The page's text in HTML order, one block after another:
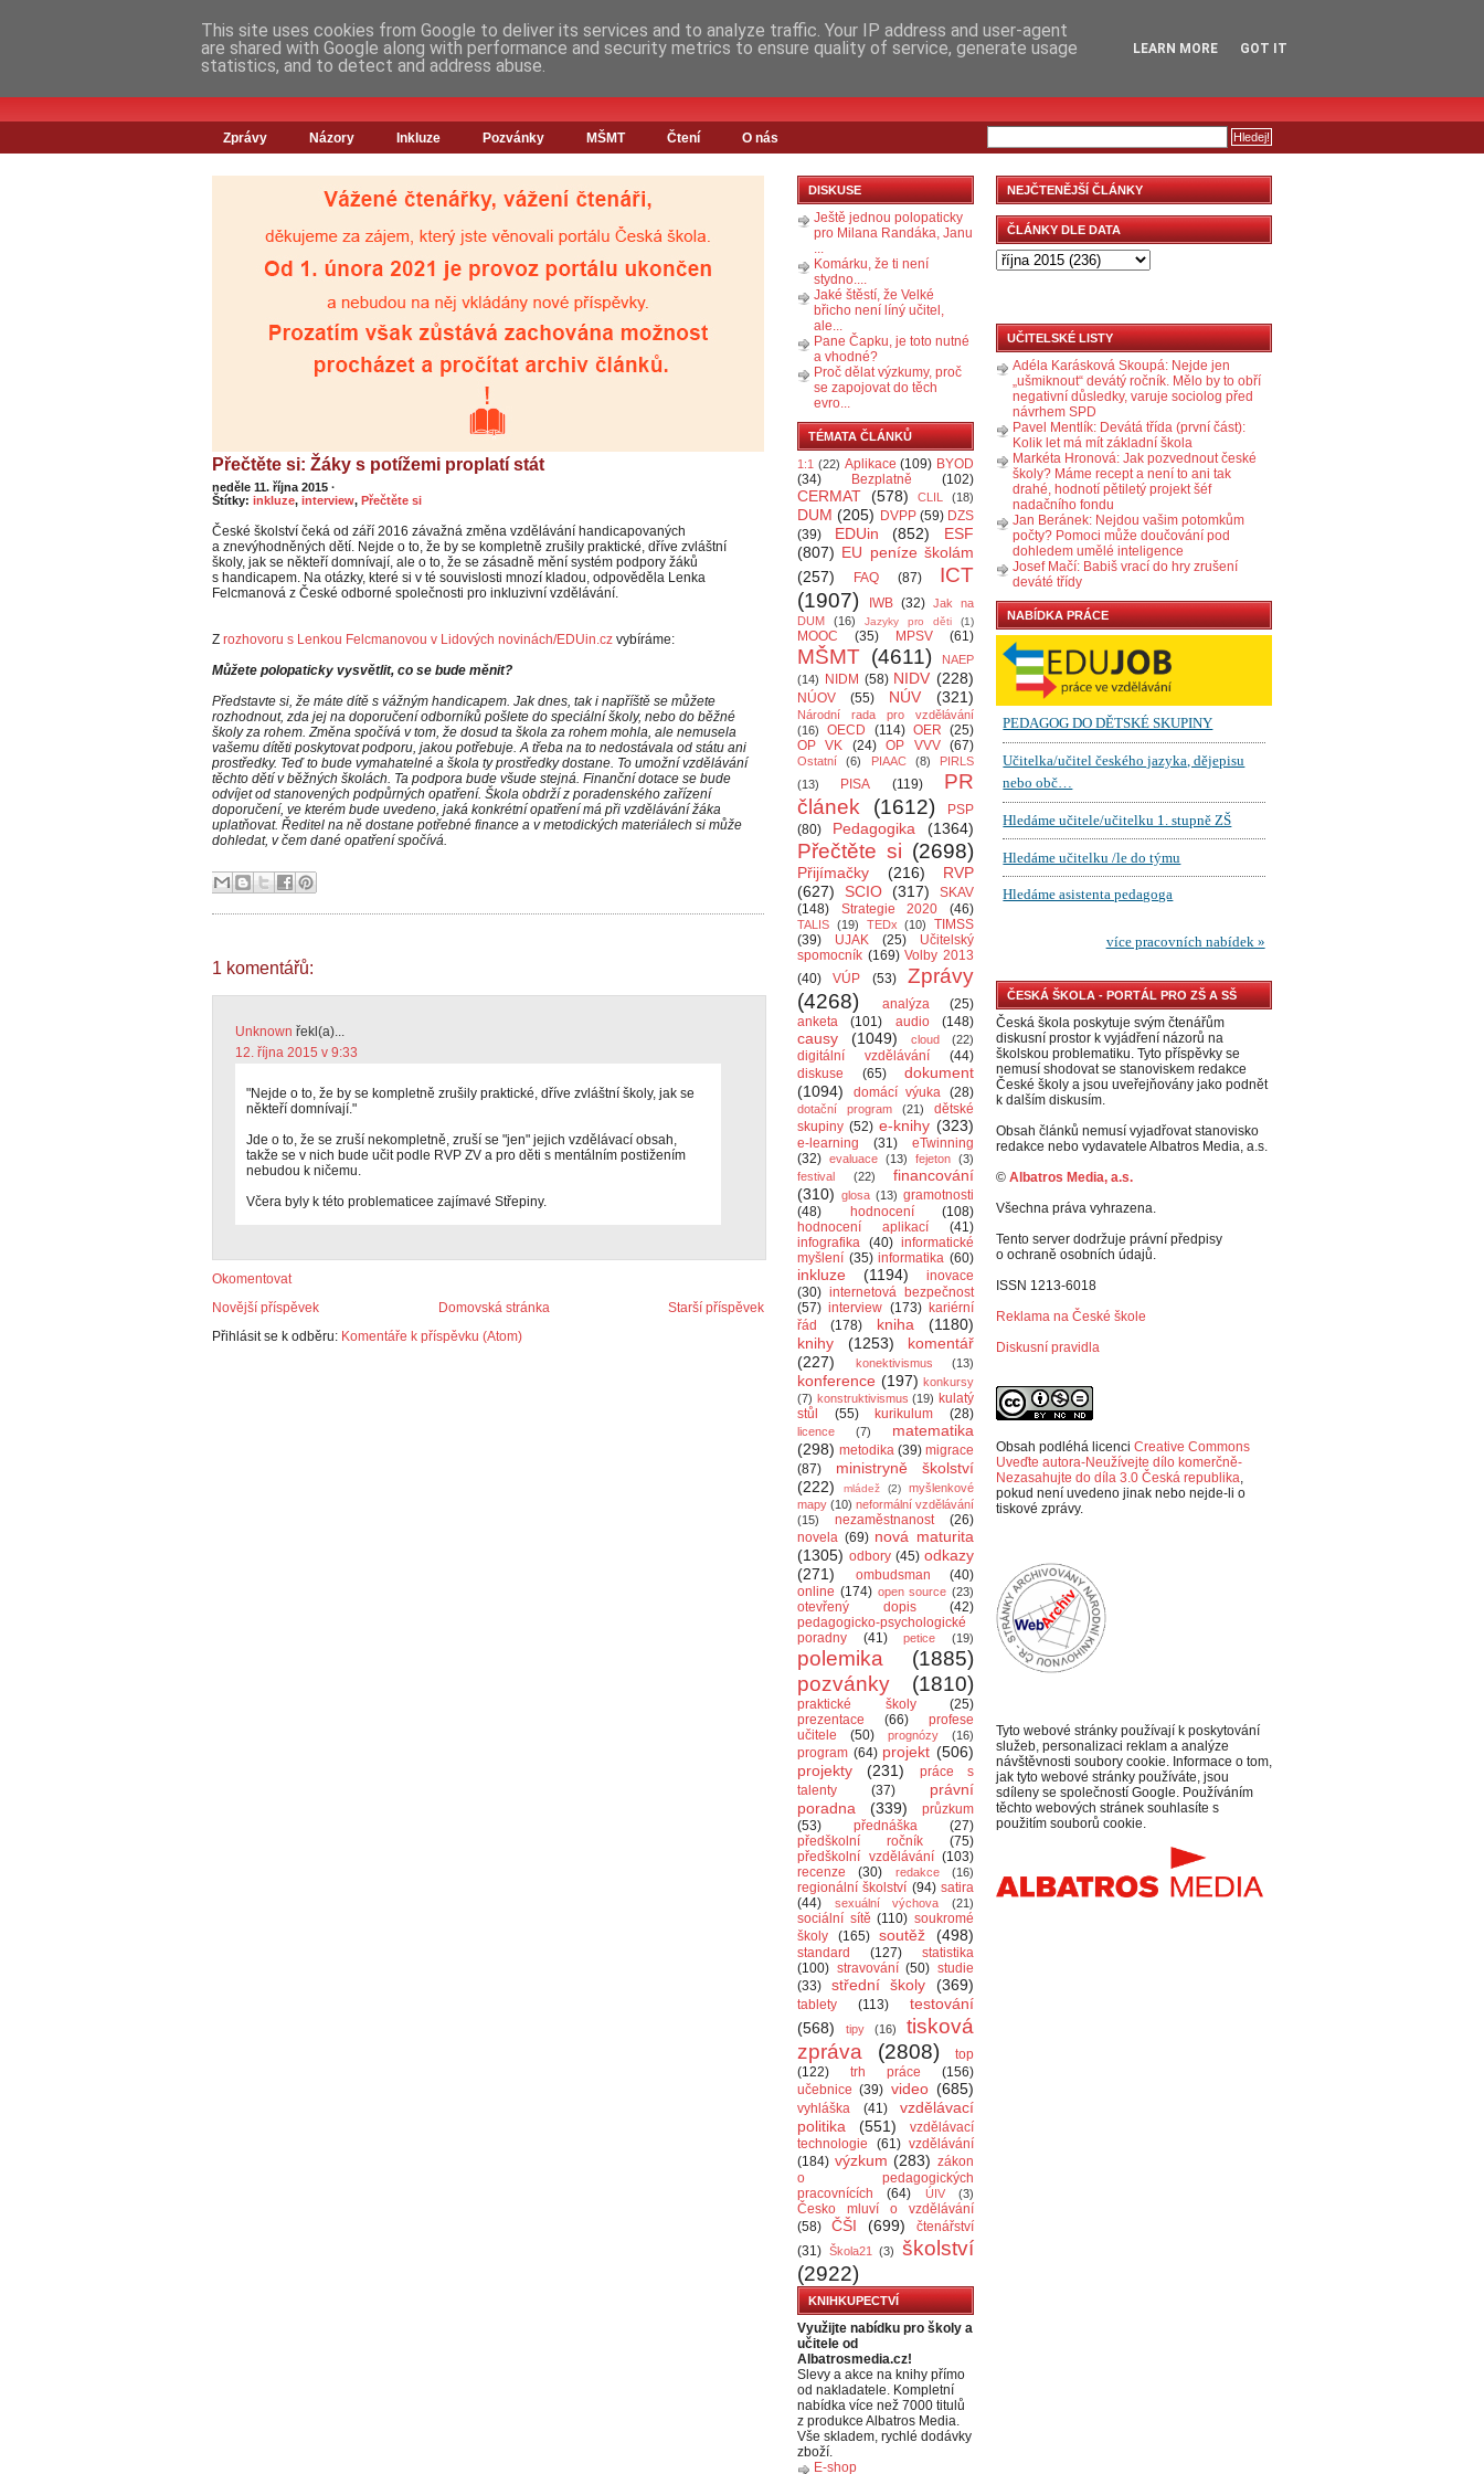
Zprávy Názory Inkluze Pozvánky MŠMT Čtení O nás
Přečtěte si: Žáky s potížemi proplatí stát
neděle 11. října 2015 ·
Štítky: inkluze, interview, Přečtěte si
České školství čeká od září 2016 závažná změna vzdělávání handicapovaných
a znevýhodněných dětí. Nejde o to, že by se kompletně zrušily praktické, dříve zvláštní
školy, jak se někteří domnívají, ale o to, že se zásadně mění systém podpory žáků
s handicapem. Na otázky, které si v té souvislosti mnozí kladou, odpověděla Lenka
Felcmanová z České odborné společnosti pro inkluzivní vzdělávání.
Z rozhovoru s Lenkou Felcmanovou v Lidových novinách/EDUin.cz vybíráme:
Můžete polopaticky vysvětlit, co se bude měnit?
Představte si, že máte dítě s vážným handicapem. Jak dnes, tak i napříště se můžete
rozhodnout, zda jej na doporučení odborníků pošlete do speciální školy, nebo do běžné
školy za rohem. Změna spočívá v tom, že dosud ta škola za rohem mohla, ale nemusela
vašemu dítěti poskytovat podporu, jakou potřebuje. A třeba na to nedostávala od státu ani
prostředky. Teď to bude vymahatelné a škola ty prostředky dostane. To umožní vzdělávání
těchto dětí v běžných školách. Ta podpora bude všude stejná. Finanční dotace se bude
odvíjet od stanovených podpůrných opatření. Škola obdrží z poradenského zařízení
doporučení, ve kterém bude uvedeno, jaká konkrétní opatření má při vzdělávání žáka
uplatňovat. Ředitel na ně dostane potřebné finance a v metodických materiálech si může
dohledat, v čem dané opatření spočívá.
1 komentářů:
Unknown řekl(a)...
12. října 2015 v 9:33
"Nejde o to, že by se kompletně zrušily praktické, dříve zvláštní školy, jak se
někteří domnívají."
Jde o to, že se zruší nekompletně, zruší se "jen" jejich vzdělávací obsah,
takže se v nich bude učit podle RVP ZV a pro děti s mentálním postižením
nebudou k ničemu.
Včera byly k této problematicee zajímavé Střepiny.
Okomentovat
Novější příspěvek
Starší příspěvek
Domovská stránka
Přihlásit se k odběru: Komentáře k příspěvku (Atom)
DISKUSE
Ještě jednou polopaticky
pro Milana Randáka, Janu
...
Komárku, že ti není
stydno....
Jaké štěstí, že Velké
břicho není líný učitel,
ale...
Pane Čapku, je toto nutné
a vhodné?
Proč dělat výzkumy, proč
se zapojovat do těch
evro...
TÉMATA ČLÁNKŮ
1:1 (22) Aplikace (109) BYOD
(34)
Bezplatně (102)
CERMAT (578) CLIL (18)
DUM (205) DVPP (59) DZS
(39)
EDUin (852)
ESF
(807) EU peníze školám
(257)
FAQ (87)
ICT
(1907)
IWB (32) Jak na
DUM
(16) Jazyky pro děti (1)
MOOC (35) MPSV (61)
MŠMT (4611)
NAEP
(14)
NIDM (58) NIDV (228)
NÚOV (55) NÚV (321)
Národní rada pro vzdělávání
(16)
OECD (114) OER (25)
OP VK
(24) OP VVV (67)
Ostatní (6) PIAAC (8)
PIRLS
(13)
PISA (119)
PR
článek
(1612)
PSP
(80)
Pedagogika (1364)
Přečtěte si (2698)
Přijímačky (216)
RVP
(627)
SCIO (317)
SKAV
(148)
Strategie 2020 (46)
TALIS (19) TEDx (10)
TIMSS
(39)
UJAK (25)
Učitelský
spomocník (169) Volby 2013
(40)
VÚP (53)
Zprávy
(4268)
analýza
(25)
anketa
(101) audio (148)
causy (1049) cloud (22)
digitální vzdělávání
(44)
diskuse
(65)
dokument
(1094)
domácí výuka (28)
dotační program (21)
dětské
skupiny (52) e-knihy (323)
e-learning (31)
eTwinning
(32) evaluace (13) fejeton (3)
festival
(22)
financování
(310) glosa (13) gramotnosti
(48)
hodnocení
(108)
hodnocení aplikací
(41)
infografika (40) informatické
myšlení (35) informatika (60)
inkluze (1194)
inovace
(30) internetová bezpečnost
(57) interview (173) kariérní
řád
(178) kniha
(1180)
knihy
(1253)
komentář
(227)
konektivismus (13)
konference (197) konkursy
(7) konstruktivismus (19) kulatý
stůl
(55) kurikulum (28)
licence (7)
matematika
(298) metodika (39) migrace
(87)
ministryně školství
(222)
mládež (2)
myšlenkové
mapy (10) neformální vzdělávání
(15)
nezaměstnanost
(26)
novela (69) nová maturita
(1305) odbory (45) odkazy
(271)
ombudsman
(40)
online (174) open source (23)
otevřený dopis
(42)
pedagogicko-psychologické
poradny
(41) petice (19)
polemika
(1885)
pozvánky
(1810)
praktické školy
(25)
prezentace
(66)
profese
učitele
(50) prognózy (16)
program (64) projekt (506)
projekty
(231)
práce s
talenty
(37)
právní
poradna
(339)
průzkum
(53)
přednáška
(27)
předškolní ročník
(75)
předškolní vzdělávání (103)
recenze
(30) redakce (16)
regionální školství (94) satira
(44)
sexuální výchova (21)
sociální sítě (110) soukromé
školy
(165) soutěž (498)
standard (127)
statistika
(100) stravování (50) studie
(33)
střední školy (369)
tablety (113)
testování
(568)
tipy (16)
tisková
zpráva
(2808)
top
(122)
trh práce
(156)
učebnice (39) video (685)
vyhláška (41)
vzdělávací
politika
(551)
vzdělávací
technologie
(61) vzdělávání
(184) výzkum (283) zákon
o pedagogických
pracovnících
(64) ÚIV (3)
Česko mluví o vzdělávání
(58)
ČŠI (699)
čtenářství
(31) Škola21 (3)
školství
(2922)
KNIHKUPECTVÍ
Využijte nabídku pro školy a
učitele od
Albatrosmedia.cz!
Slevy a akce na knihy přímo
od nakladatele. Kompletní
nabídka více než 7000 titulů
z produkce Albatros Media.
Vše skladem, rychlé dodávky
zboží.
E-shop
NEJČTENĚJŠÍ ČLÁNKY
ČLÁNKY DLE DATA
UČITELSKÉ LISTY
Adéla Karásková Skoupá: Nejde jen
„ušmiknout“ devátý ročník. Mělo by to obří
negativní důsledky, varuje sociolog před
návrhem SPD
Pavel Mentlík: Devátá třída (první část):
Kolik let má mít základní škola
Markéta Hronová: Jak pozvednout české
školy? Máme recept a není to ani tak
drahé, hodnotí pětiletý projekt šéf
nadačního fondu
Jan Beránek: Nejdou vašim potomkům
počty? Pomoci může doučování pod
dohledem umělé inteligence
Josef Mačí: Babiš vrací do hry zrušení
deváté třídy
NABÍDKA PRÁCE
ČESKÁ ŠKOLA - PORTÁL PRO ZŠ A SŠ
Česká škola poskytuje svým čtenářům
diskusní prostor k vyjádření názorů na
školskou problematiku. Tyto příspěvky se
nemusí shodovat se stanoviskem redakce
České školy a jsou uveřejňovány jako podnět
k dalším diskusím.
Obsah článků nemusí vyjadřovat stanovisko
redakce nebo vydavatele Albatros Media, a.s.
© Albatros Media, a.s.
Všechna práva vyhrazena.
Tento server dodržuje právní předpisy
o ochraně osobních údajů.
ISSN 1213-6018
Reklama na České škole
Diskusní pravidla
Obsah podléhá licenci Creative Commons
Uveďte autora-Neužívejte dílo komerčně-
Nezasahujte do díla 3.0 Česká republika,
pokud není uvedeno jinak nebo nejde-li o
tiskové zprávy.
Tyto webové stránky používají k poskytování
služeb, personalizaci reklam a analýze
návštěvnosti soubory cookie. Informace o tom,
jak tyto webové stránky používáte, jsou
sdíleny se společností Google. Používáním
těchto webových stránek souhlasíte s
použitím souborů cookie.
This site uses cookies from Google to deliver its services and to analyze traffic. Your IP address and user-agent
are shared with Google along with performance and security metrics to ensure quality of service, generate usage
statistics, and to detect and address abuse.
LEARN MORE GOT IT